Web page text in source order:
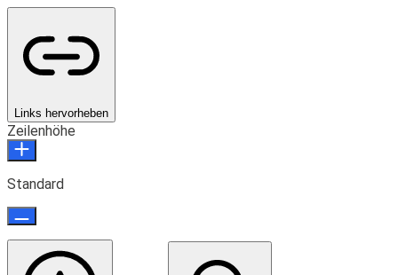
Links hervorheben
Zeilenhöhe
Standard